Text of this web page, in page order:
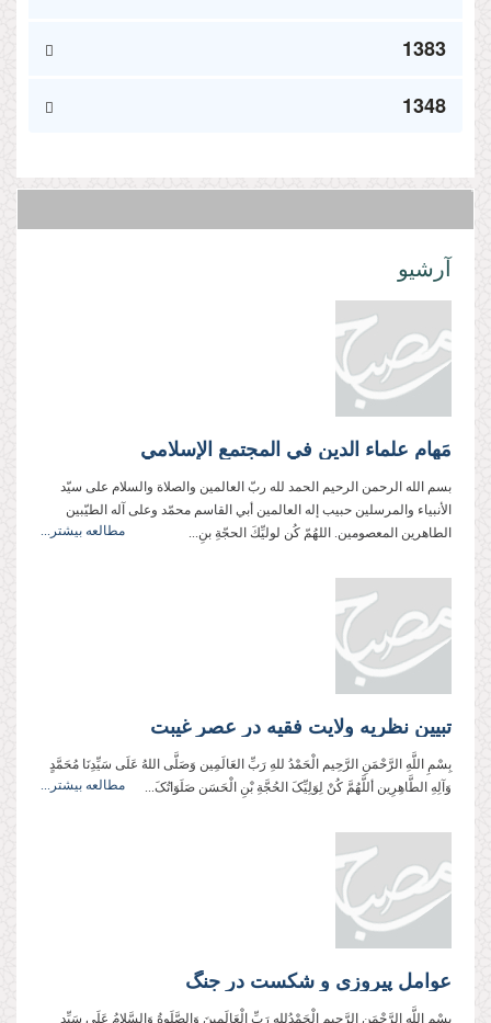
1383
1348
آرشیو
مَهام علماء الدين في المجتمع الإسلامي
بسم الله الرحمن الرحيم الحمد لله ربّ العالمين والصلاة والسلام على سيّد
الأنبياء والمرسلين حبيب إله العالمين أبي القاسم محمّد وعلى آله الطيّبين
الطاهرين المعصومين. اللهُمّ كُن لوليِّكَ الحجّةِ بنِ...
مطالعه بیشتر...
تبیین نظریه ولایت فقیه در عصر غیبت
بِسْمِ اللَّهِ الرَّحْمَنِ الرَّحِیم الْحَمْدُ للهِ رَبِّ العَالَمِین وَصَلَّی اللهُ عَلَی سَیِّدِنَا مُحَمَّدٍ
وَآلِهِ الطَّاهِرِین أللَّهُمَّ کُنْ لِوَلِیِّکَ الحُجَّةِ بْنِ الْحَسَن صَلَوَاتُکَ...
مطالعه بیشتر...
عوامل پیروزی و شکست در جنگ
بِسْمِ اللَّهِ الرَّحْمَنِ الرَّحِیم الْحَمْدُللهِ رَبِّ الْعَالَمِینَ وَالصَّلَوةُ وَالسَّلامُ عَلَی سَیِّدِ